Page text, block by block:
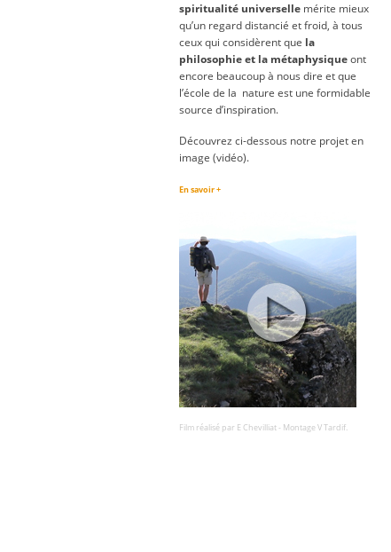
spiritualité universelle mérite mieux
qu’un regard distancié et froid, à tous
ceux qui considèrent que la
philosophie et la métaphysiqueont
encore beaucoup à nous dire et que
l’école de la nature est une formidable
source d’inspiration.
Découvrez ci-dessous notre projet en
image (vidéo).
En savoir +
Film réalisé par E Chevilliat - Montage V Tardif.